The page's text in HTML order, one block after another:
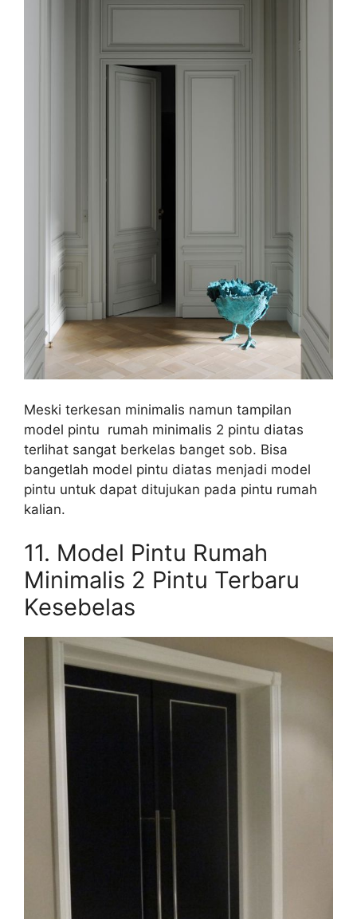
Meski terkesan minimalis namun tampilan
model pintu rumah minimalis 2 pintu diatas
terlihat sangat berkelas banget sob. Bisa
bangetlah model pintu diatas menjadi model
pintu untuk dapat ditujukan pada pintu rumah
kalian.
11. Model Pintu Rumah
Minimalis 2 Pintu Terbaru
Kesebelas